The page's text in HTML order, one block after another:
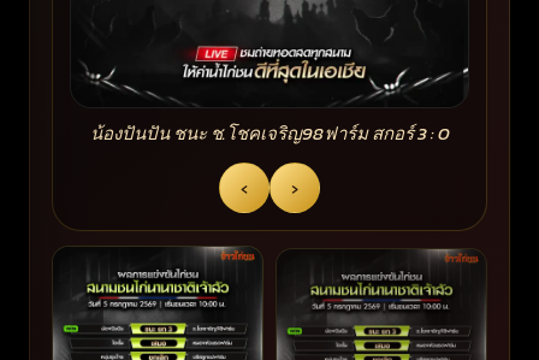
น้องปันปัน ชนะ ช.โชคเจริญ98ฟาร์ม สกอร์ 3 : 0
‹ ›